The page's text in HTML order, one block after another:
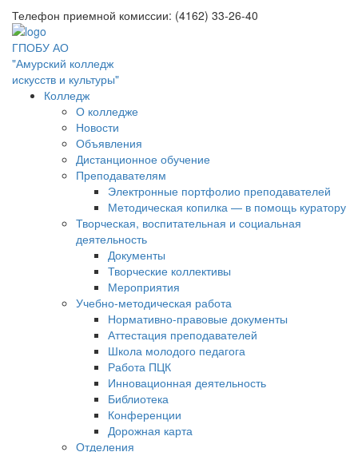
Телефон приемной комиссии: (4162) 33-26-40
ГПОБУ АО
"Амурский колледж
искусств и культуры"
Колледж
О колледже
Новости
Объявления
Дистанционное обучение
Преподавателям
Электронные портфолио преподавателей
Методическая копилка — в помощь куратору
Творческая, воспитательная и социальная
деятельность
Документы
Творческие коллективы
Мероприятия
Учебно-методическая работа
Нормативно-правовые документы
Аттестация преподавателей
Школа молодого педагога
Работа ПЦК
Инновационная деятельность
Библиотека
Конференции
Дорожная карта
Отделения